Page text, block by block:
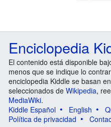
Enciclopedia
El contenido está disponible
menos que se indique lo
enciclopedia Kiddle se basan
seleccionados de Wikipedia,
MediaWiki.
Kiddle Español
English
Política de privacidad